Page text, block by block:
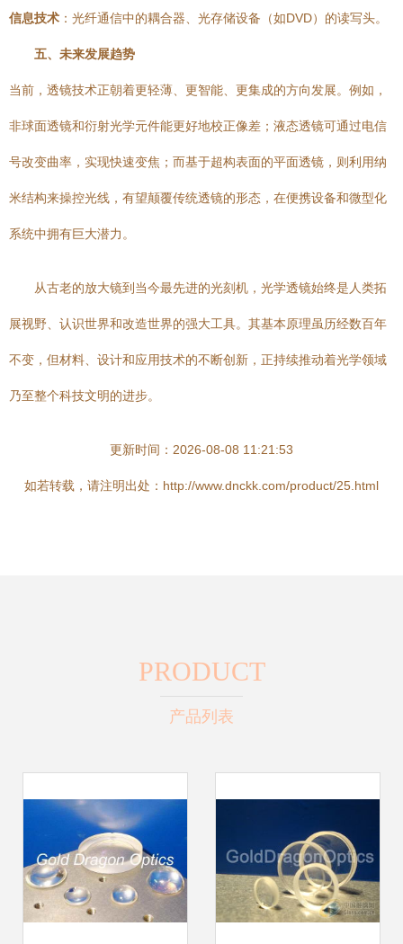
信息技术 ：光纤通信中的耦合器、光存储设备（如DVD）的读写头。
五、未来发展趋势
当前，透镜技术正朝着更轻薄、更智能、更集成的方向发展。例如，
非球面透镜和衍射光学元件能更好地校正像差；液态透镜可通过电信
号改变曲率，实现快速变焦；而基于超构表面的平面透镜，则利用纳
米结构来操控光线，有望颠覆传统透镜的形态，在便携设备和微型化
系统中拥有巨大潜力。
从古老的放大镜到当今最先进的光刻机，光学透镜始终是人类拓
展视野、认识世界和改造世界的强大工具。其基本原理虽历经数百年
不变，但材料、设计和应用技术的不断创新，正持续推动着光学领域
乃至整个科技文明的进步。
更新时间：2026-08-08 11:21:53
如若转载，请注明出处：http://www.dnckk.com/product/25.html
PRODUCT
产品列表